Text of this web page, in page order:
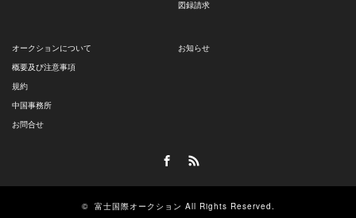
図録請求
オークションについて
概要及び注意事項
規約
中国事務所
お問合せ
お知らせ
© 富士国際オークション All Rights Reserved.